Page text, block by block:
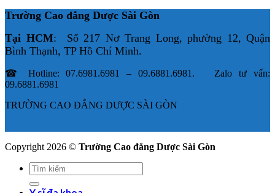
Trường Cao đẳng Dược Sài Gòn
Tại HCM: Số 217 Nơ Trang Long, phường 12, Quận
Bình Thạnh, TP Hồ Chí Minh.
☎ Hotline: 07.6981.6981 – 09.6881.6981. Zalo tư vấn:
09.6881.6981
TRƯỜNG CAO ĐẲNG DƯỢC SÀI GÒN
Copyright 2026 © Trường Cao đẳng Dược Sài Gòn